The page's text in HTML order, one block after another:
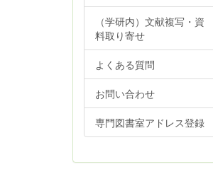
（学研内）文献複写・資
料取り寄せ
よくある質問
お問い合わせ
専門図書室アドレス登録